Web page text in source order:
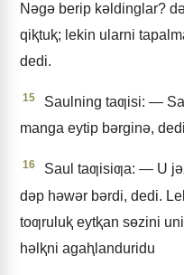
Nǝgǝ berip kǝldinglar?
qiⱪtuⱪ; lekin ularni
dedi.
15
Saulning taƣisi: —
manga eytip bǝrginǝ,
16
Saul taƣisiƣa: — U
dǝp hǝwǝr bǝrdi, dedi.
toƣruluⱪ eytⱪan sɵzini
hǝlⱪni agaⱨlanduridu